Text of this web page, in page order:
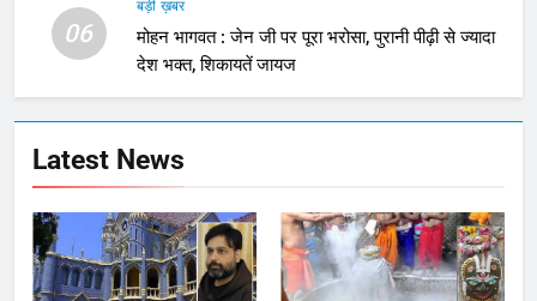
06
बड़ी ख़बर
मोहन भागवत : जेन जी पर पूरा भरोसा, पुरानी पीढ़ी से ज्यादा
देश भक्त, शिकायतें जायज
Latest News